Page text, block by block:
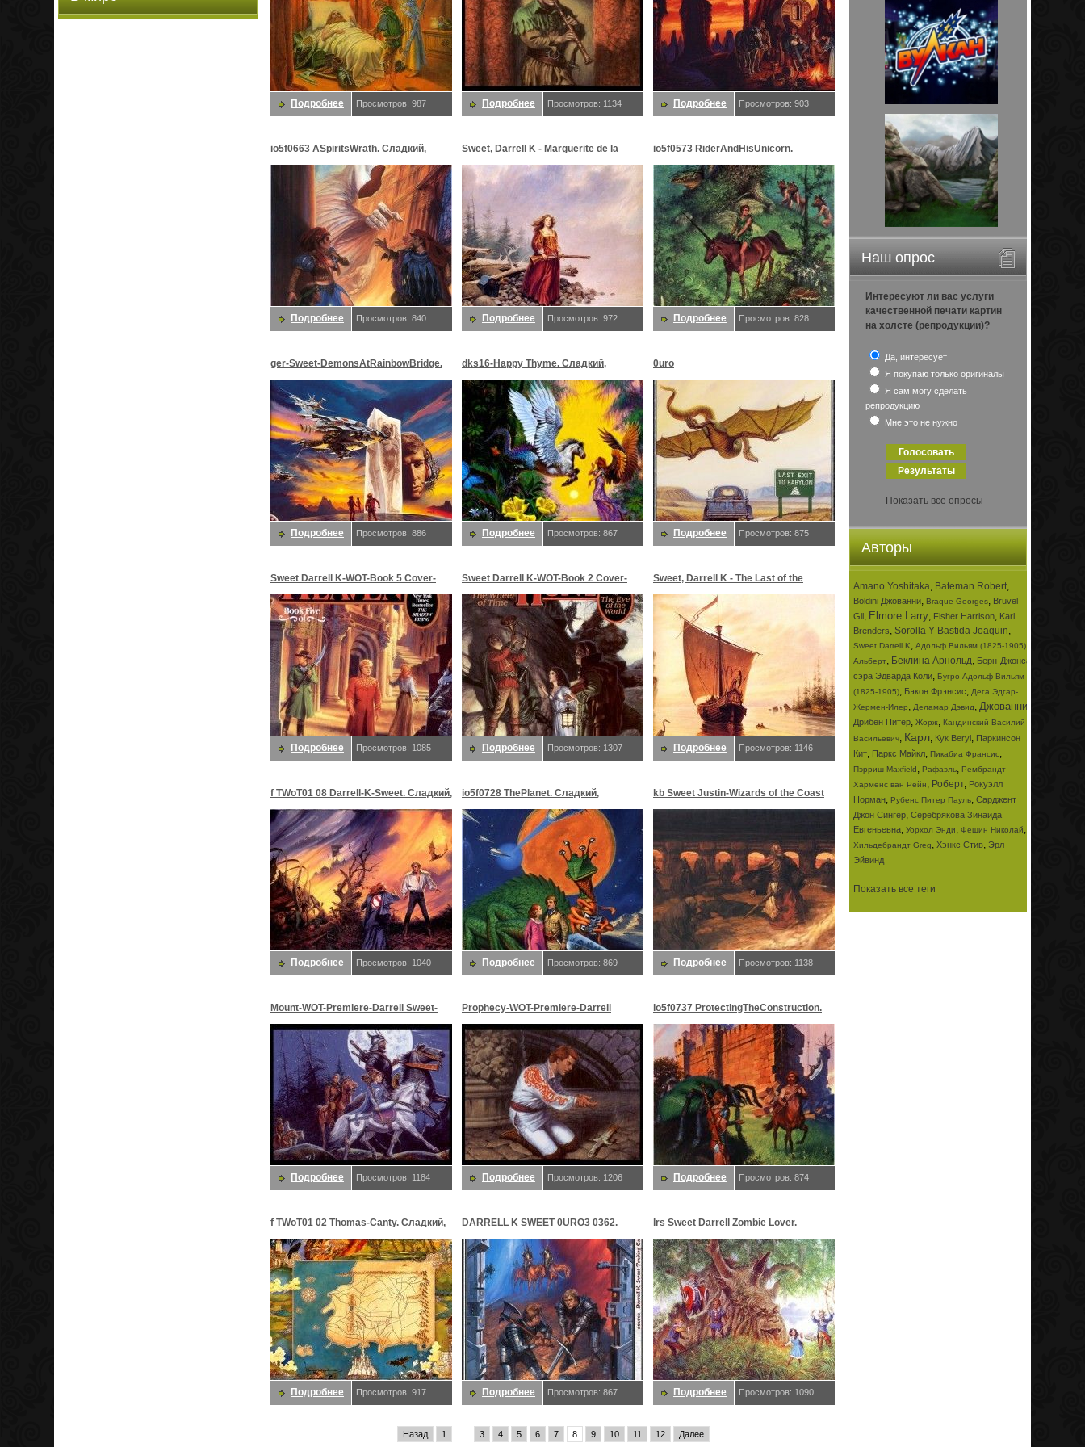
Наш опрос
Интересуют ли вас услуги
качественной печати картин
на холсте (репродукции)?
Да, интересует
Я покупаю только оригиналы
Я сам могу сделать
репродукцию
Мне это не нужно
Показать все опросы
Авторы
Amano Yoshitaka, Bateman Robert,
Boldini Джованни, Braque Georges, Bruvel
Gil, Elmore Larry, Fisher Harrison, Karl
Brenders, Sorolla Y Bastida Joaquin,
Sweet Darrell K, Адольф Вильям (1825-1905)
Альберт, Беклина Арнольд, Берн-Джонса
сэра Эдварда Коли, Бугро Адольф Вильям
(1825-1905), Бэкон Фрэнсис, Дега Эдгар-
Жермен-Илер, Деламар Дэвид, Джованни
Дрибен Питер, Жорж, Кандинский Василий
Васильевич, Карл, Кук Beryl, Паркинсон
Кит, Паркс Майкл, Пикабиа Франсис,
Пэрриш Maxfield, Рафаэль, Рембрандт
Харменс ван Рейн, Роберт, Рокуэлл
Норман, Рубенс Питер Пауль, Сарджент
Джон Сингер, Серебрякова Зинаида
Евгеньевна, Уорхол Энди, Фешин Николай,
Хильдебрандт Greg, Хэнкс Стив, Эрл
Эйвинд
Показать все теги
Подробнее Просмотров: 987 Подробнее Просмотров: 1134 Подробнее Просмотров: 903
io5f0663 ASpiritsWrath. Сладкий,
Даррелл K
Подробнее Просмотров: 840
Sweet, Darrell K - Marguerite de la
Rogue detail 1974 (end. Сладкий,
Даррелл K
Подробнее Просмотров: 972
io5f0573 RiderAndHisUnicorn.
Сладкий, Даррелл K
Подробнее Просмотров: 828
ger-Sweet-DemonsAtRainbowBridge.
Сладкий, Даррелл K
Подробнее Просмотров: 886
dks16-Happy Thyme. Сладкий,
Даррелл K
Подробнее Просмотров: 867
0uro
Подробнее Просмотров: 875
Sweet Darrell K-WOT-Book 5 Cover-
Fires Of Heaven-D50. Сладкий,
Даррелл K
Подробнее Просмотров: 1085
Sweet Darrell K-WOT-Book 2 Cover-
The Great Hunt-D50. Сладкий,
Даррелл K
Подробнее Просмотров: 1307
Sweet, Darrell K - The Last of the
Fellowship (end. Сладкий, Даррелл K
Подробнее Просмотров: 1146
f TWoT01 08 Darrell-K-Sweet. Сладкий,
Даррелл K
Подробнее Просмотров: 1040
io5f0728 ThePlanet. Сладкий,
Даррелл K
Подробнее Просмотров: 869
kb Sweet Justin-Wizards of the Coast
Подробнее Просмотров: 1138
Mount-WOT-Premiere-Darrell Sweet-
D50. Сладкий, Даррелл K
Подробнее Просмотров: 1184
Prophecy-WOT-Premiere-Darrell
Sweet-D50. Сладкий, Даррелл K
Подробнее Просмотров: 1206
io5f0737 ProtectingTheConstruction.
Сладкий, Даррелл K
Подробнее Просмотров: 874
f TWoT01 02 Thomas-Canty. Сладкий,
Даррелл K
Подробнее Просмотров: 917
DARRELL K SWEET 0URO3 0362.
Сладкий, Даррелл K
Подробнее Просмотров: 867
lrs Sweet Darrell Zombie Lover.
Сладкий, Даррелл K
Подробнее Просмотров: 1090
Назад 1 3 4 5 6 7 8 9 10 11 12 Далее